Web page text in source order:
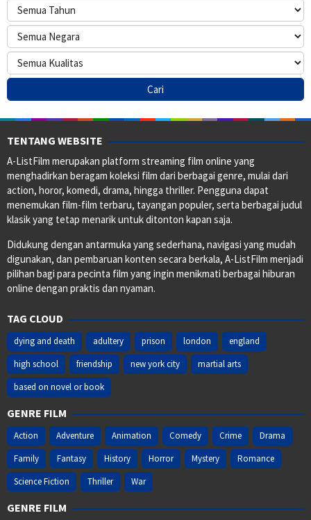
TENTANG WEBSITE
A-ListFilm merupakan platform streaming film online yang
menghadirkan beragam koleksi film dari berbagai genre, mulai dari
action, horor, komedi, drama, hingga thriller. Pengguna dapat
menemukan film-film terbaru, tayangan populer, serta berbagai judul
klasik yang tetap menarik untuk ditonton kapan saja.
Didukung dengan antarmuka yang sederhana, navigasi yang mudah
digunakan, dan pembaruan konten secara berkala, A-ListFilm menjadi
pilihan bagi para pecinta film yang ingin menikmati berbagai hiburan
online dengan praktis dan nyaman.
TAG CLOUD
dying and death adultery prison london
england
high school
friendship new york city
martial arts
based on novel or book
GENRE FILM
Action Adventure Animation Comedy Crime
Drama
Family
Fantasy History Horror Mystery
Romance
Science Fiction
Thriller War
GENRE FILM